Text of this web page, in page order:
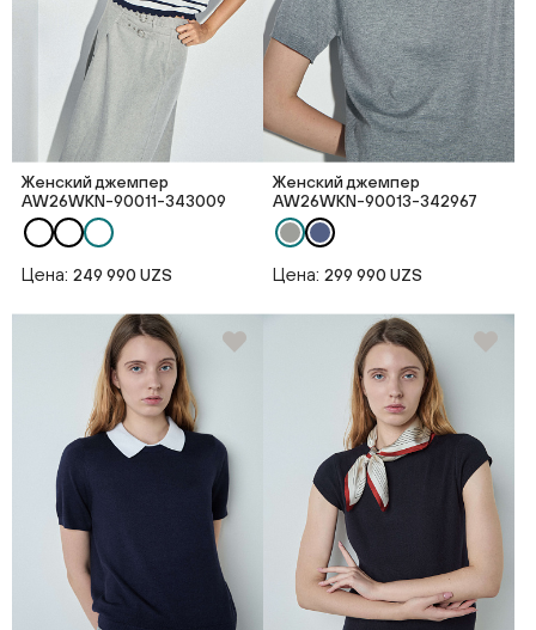
Женский джемпер
AW26WKN-90011-343009
Цена: 249 990 UZS
Женский джемпер
AW26WKN-90013-342967
Цена: 299 990 UZS